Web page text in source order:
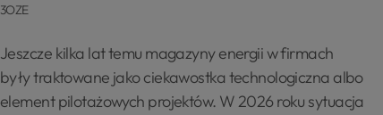
3OZE
Jeszcze kilka lat temu magazyny energii w firmach
były traktowane jako ciekawostka technologiczna albo
element pilotażowych projektów. W 2026 roku sytuacja